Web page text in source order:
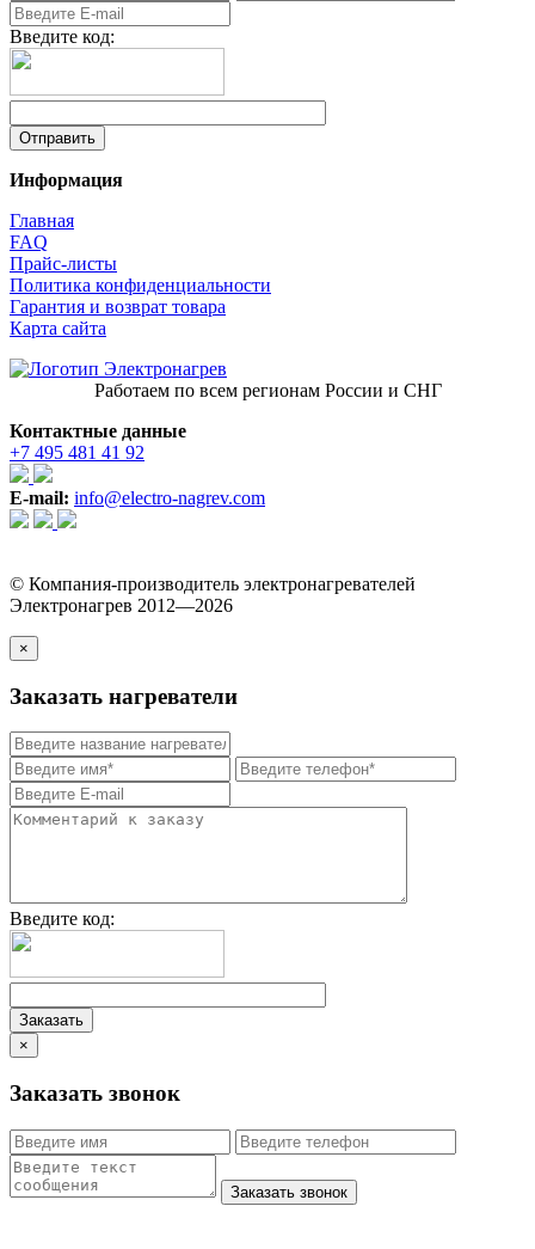
Введите код:
Информация
Главная
FAQ
Прайс-листы
Политика конфиденциальности
Гарантия и возврат товара
Карта сайта
Работаем по всем регионам России и СНГ
Контактные данные
+7 495 481 41 92
E-mail: info@electro-nagrev.com
© Компания-производитель электронагревателей
Электронагрев 2012—2026
×
Заказать нагреватели
Введите код:
×
Заказать звонок